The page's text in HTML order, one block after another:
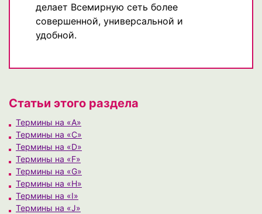
делает Всемирную сеть более
совершенной, универсальной и
удобной.
Статьи этого раздела
Термины на «A»
Термины на «C»
Термины на «D»
Термины на «F»
Термины на «G»
Термины на «H»
Термины на «I»
Термины на «J»